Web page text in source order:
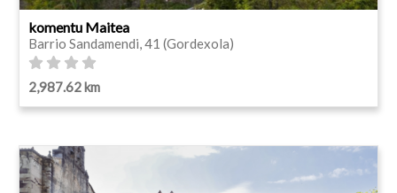
komentu Maitea
Barrio Sandamendi, 41 (Gordexola)
2,987.62 km